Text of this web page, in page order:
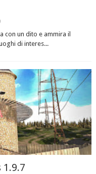
con un dito e ammira il
di interes...